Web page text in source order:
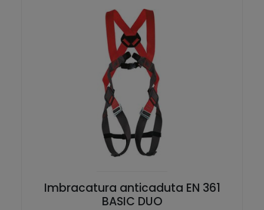
Imbracatura anticaduta EN 361
BASIC DUO